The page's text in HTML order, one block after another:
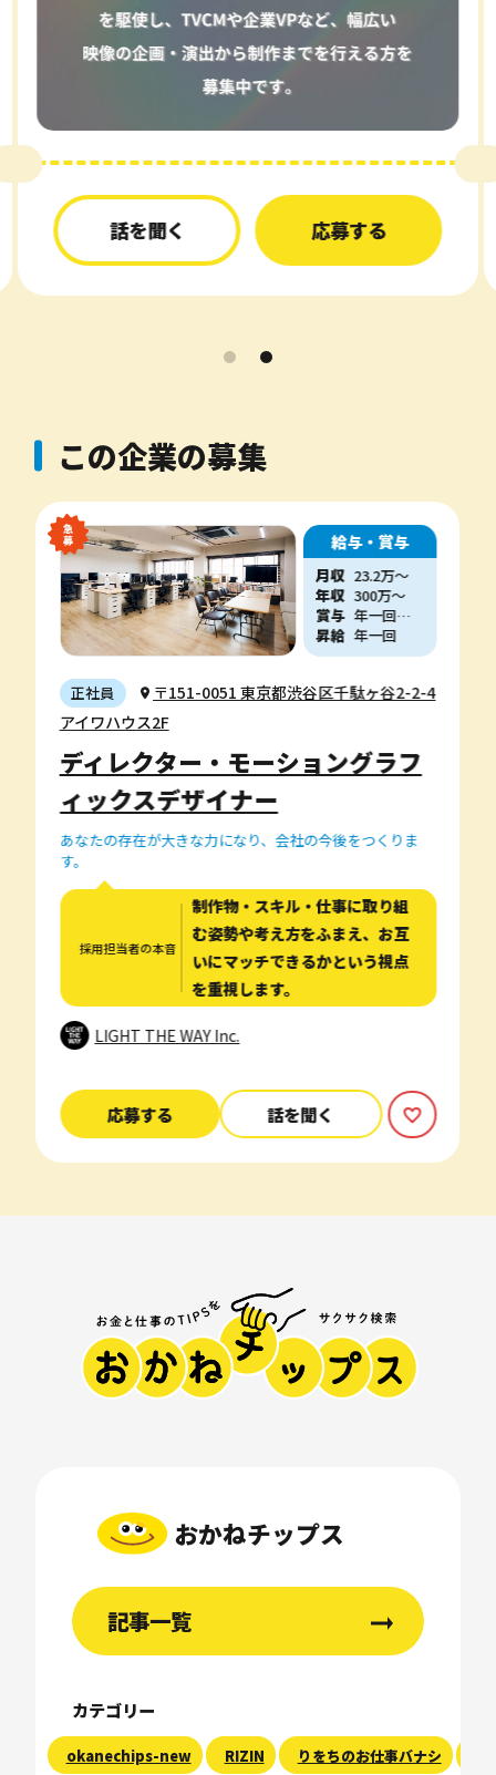
話を聞く 応募する
この企業の募集
給与・賞与
月収 23.2万〜
年収 300万〜
賞与
年一回決算賞与
昇給 年一回
正社員
〒151-0051 東京都渋谷区千駄ヶ谷2-2-4
アイワハウス2F
ディレクター・モーショングラフ
ィックスデザイナー
あなたの存在が大きな力になり、会社の今後をつくりま
す。
採用担当者の本音
制作物・スキル・仕事に取り組
む姿勢や考え方をふまえ、お互
いにマッチできるかという視点
を重視します。
LIGHT THE WAY Inc.
応募する 話を聞く
おかねチップス
記事一覧
カテゴリー
okanechips-new RIZIN りをちのお仕事バナシ